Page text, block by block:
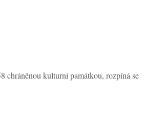
chráněnou kulturní památkou, rozpíná se